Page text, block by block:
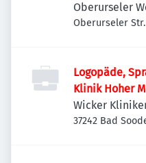
und/oder
Oberurseler
Oberurseler
Logopäde,
Klinik Hoher
Wicker
37242 Bad